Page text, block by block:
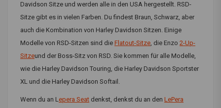
Davidson Sitze und werden alle in den USA hergestellt. RSD-
Sitze gibt es in vielen Farben. Du findest Braun, Schwarz, aber
auch die Kombination von Harley Davidson Sitzen. Einige
Modelle von RSD-Sitzen sind die Flatout-Sitze, die Enzo 2-Up-
Sitzeund der Boss-Sitz von RSD. Sie kommen für alle Modelle,
wie die Harley Davidson Touring, die Harley Davidson Sportster
XL und die Harley Davidson Softail.
Wenn du an Lepera Seat denkst, denkst du an den LePera